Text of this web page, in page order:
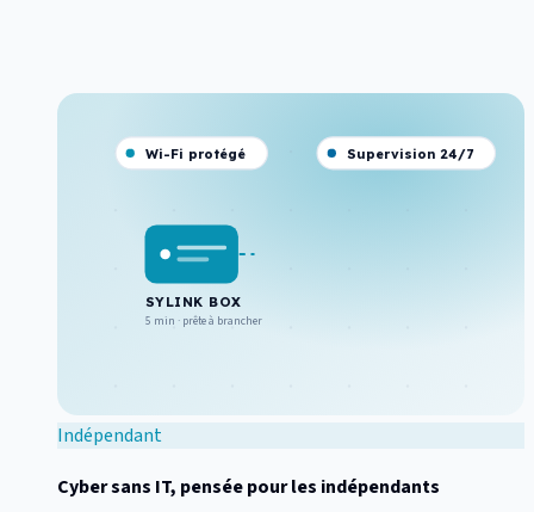
SYLINK BOX
5 min · prête à brancher
Wi-Fi protégé Supervision 24/7
Indépendant
Cyber sans IT, pensée pour les indépendants